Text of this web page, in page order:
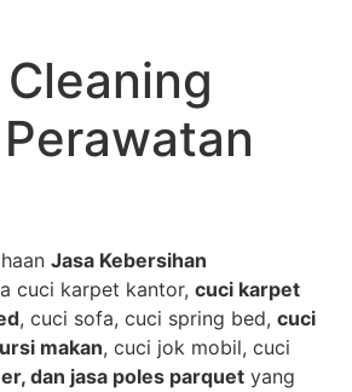
Jasa Kebersihan
cuci karpet kantor, cuci karpet
, cuci sofa, cuci spring bed, cuci
makan, cuci jok mobil, cuci
dan jasa poles parquet yang